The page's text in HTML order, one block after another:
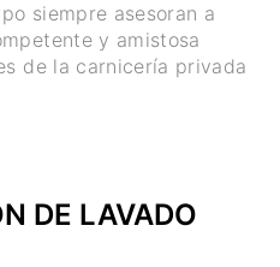
siempre asesoran a
y amistosa
de la carnicería privada
DE LAVADO